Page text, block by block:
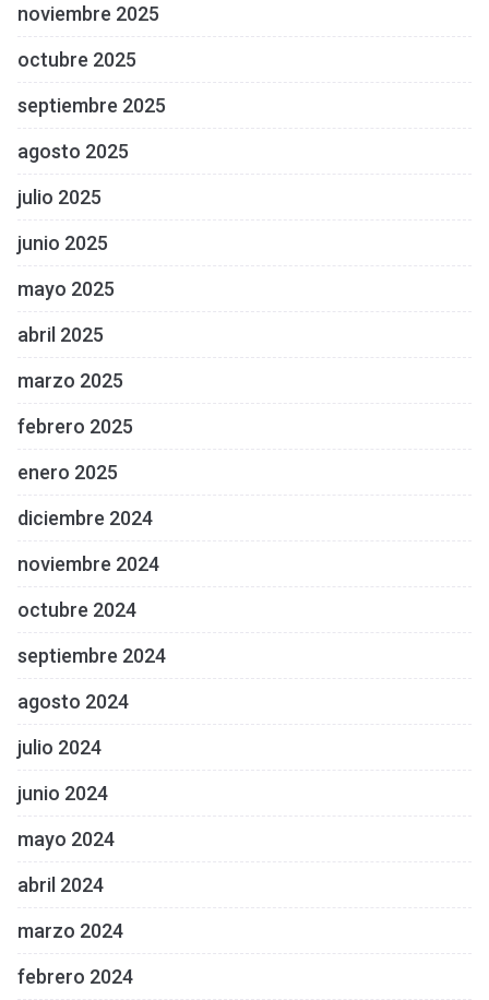
noviembre 2025
octubre 2025
septiembre 2025
agosto 2025
julio 2025
junio 2025
mayo 2025
abril 2025
marzo 2025
febrero 2025
enero 2025
diciembre 2024
noviembre 2024
octubre 2024
septiembre 2024
agosto 2024
julio 2024
junio 2024
mayo 2024
abril 2024
marzo 2024
febrero 2024